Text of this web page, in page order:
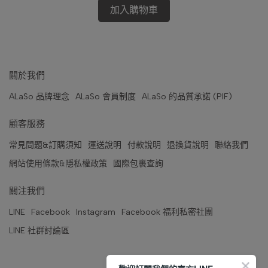
加入購物車
關於我們
ALaSo 品牌理念 ALaSo 會員制度 ALaSo 的品質承諾 (PIF)
顧客服務
常見問題&訂購須知 運送說明 付款說明 退換貨說明
聯絡我們
網站使用條款&隱私權政策
國際包裹查詢
關注我們
LINE Facebook Instagram
Facebook 福利私密社團
LINE 社群討論區